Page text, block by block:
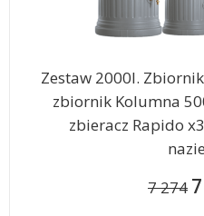
Zestaw 2000l.
zbiornik Kolumna
zbieracz Rapido
7 274